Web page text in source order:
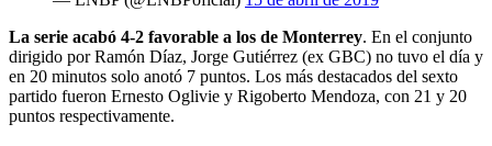
La serie acabó 4-2 favorable a los de Monterrey. En el conjunto
dirigido por Ramón Díaz, Jorge Gutiérrez (ex GBC) no tuvo el día y
en 20 minutos solo anotó 7 puntos. Los más destacados del sexto
partido fueron Ernesto Oglivie y Rigoberto Mendoza, con 21 y 20
puntos respectivamente.